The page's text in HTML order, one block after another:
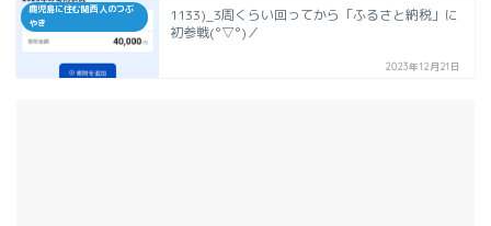
鹿児島に住む関西人のつぶ
やき
1133)_3周くらい回ってから「ふるさと納税」に
初参戦(°▽°)／
2023年12月21日